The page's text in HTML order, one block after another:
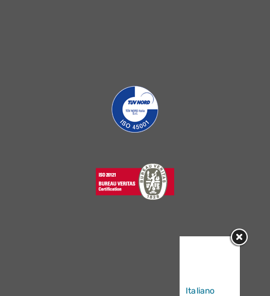
Italiano